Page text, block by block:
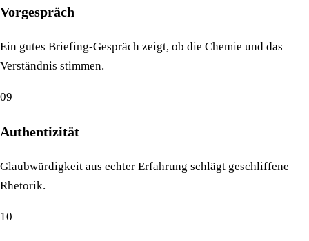
Vorgespräch
Ein gutes Briefing-Gespräch zeigt, ob die Chemie und das
Verständnis stimmen.
09
Authentizität
Glaubwürdigkeit aus echter Erfahrung schlägt geschliffene
Rhetorik.
10